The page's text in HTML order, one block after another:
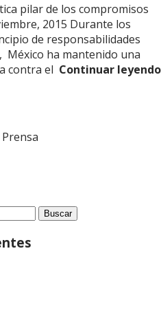
pilar de los compromisos
2015 Durante los
de responsabilidades
México ha mantenido una
contra el Continuar leyendo